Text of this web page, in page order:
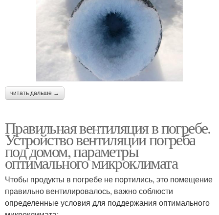
читать дальше →
Правильная вентиляция в погребе.
Устройство вентиляции погреба
под домом, параметры
оптимального микроклимата
Чтобы продукты в погребе не портились, это помещение
правильно вентилировалось, важно соблюсти
определенные условия для поддержания оптимального